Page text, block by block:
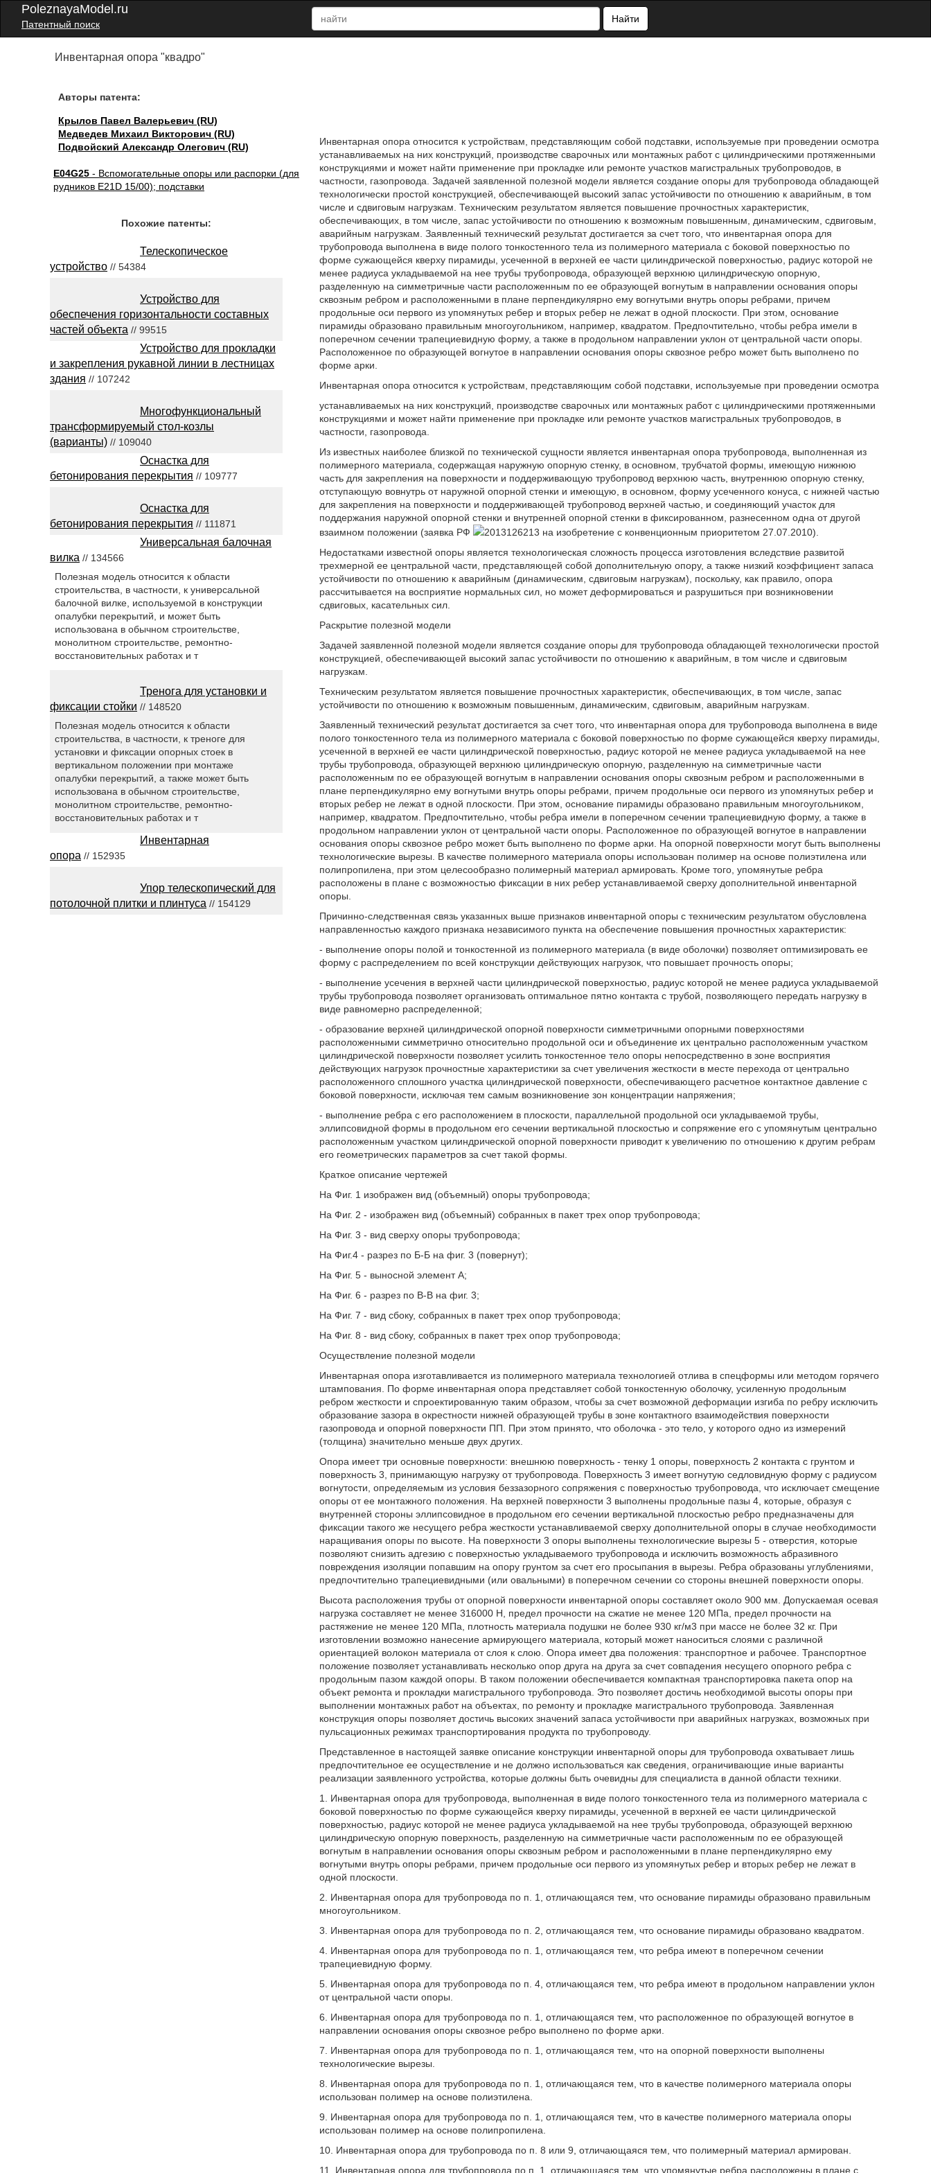
PoleznayaModel.ru
Патентный поиск
Найти
Инвентарная опора "квадро"
Авторы патента:
Крылов Павел Валерьевич (RU)
Медведев Михаил Викторович (RU)
Подвойский Александр Олегович (RU)
E04G25 - Вспомогательные опоры или распорки (для
рудников E21D 15/00); подставки
Инвентарная опора относится к устройствам, представляющим собой подставки, используемые при проведении осмотра
устанавливаемых на них конструкций, производстве сварочных или монтажных работ с цилиндрическими протяженными
конструкциями и может найти применение при прокладке или ремонте участков магистральных трубопроводов, в
частности, газопровода. Задачей заявленной полезной модели является создание опоры для трубопровода обладающей
технологически простой конструкцией, обеспечивающей высокий запас устойчивости по отношению к аварийным, в том
числе и сдвиговым нагрузкам. Техническим результатом является повышение прочностных характеристик,
обеспечивающих, в том числе, запас устойчивости по отношению к возможным повышенным, динамическим, сдвиговым,
аварийным нагрузкам. Заявленный технический результат достигается за счет того, что инвентарная опора для
трубопровода выполнена в виде полого тонкостенного тела из полимерного материала с боковой поверхностью по
форме сужающейся кверху пирамиды, усеченной в верхней ее части цилиндрической поверхностью, радиус которой не
менее радиуса укладываемой на нее трубы трубопровода, образующей верхнюю цилиндрическую опорную,
разделенную на симметричные части расположенным по ее образующей вогнутым в направлении основания опоры
сквозным ребром и расположенными в плане перпендикулярно ему вогнутыми внутрь опоры ребрами, причем
продольные оси первого из упомянутых ребер и вторых ребер не лежат в одной плоскости. При этом, основание
пирамиды образовано правильным многоугольником, например, квадратом. Предпочтительно, чтобы ребра имели в
поперечном сечении трапециевидную форму, а также в продольном направлении уклон от центральной части опоры.
Расположенное по образующей вогнутое в направлении основания опоры сквозное ребро может быть выполнено по
форме арки.
Инвентарная опора относится к устройствам, представляющим собой подставки, используемые при проведении осмотра
устанавливаемых на них конструкций, производстве сварочных или монтажных работ с цилиндрическими протяженными
конструкциями и может найти применение при прокладке или ремонте участков магистральных трубопроводов, в
частности, газопровода.
Из известных наиболее близкой по технической сущности является инвентарная опора трубопровода, выполненная из
полимерного материала, содержащая наружную опорную стенку, в основном, трубчатой формы, имеющую нижнюю
часть для закрепления на поверхности и поддерживающую трубопровод верхнюю часть, внутреннюю опорную стенку,
отступающую вовнутрь от наружной опорной стенки и имеющую, в основном, форму усеченного конуса, с нижней частью
для закрепления на поверхности и поддерживающей трубопровод верхней частью, и соединяющий участок для
поддержания наружной опорной стенки и внутренней опорной стенки в фиксированном, разнесенном одна от другой
взаимном положении (заявка РФ
2013126213 на изобретение с конвенционным приоритетом 27.07.2010).
Недостатками известной опоры является технологическая сложность процесса изготовления вследствие развитой
трехмерной ее центральной части, представляющей собой дополнительную опору, а также низкий коэффициент запаса
устойчивости по отношению к аварийным (динамическим, сдвиговым нагрузкам), поскольку, как правило, опора
рассчитывается на восприятие нормальных сил, но может деформироваться и разрушиться при возникновении
сдвиговых, касательных сил.
Раскрытие полезной модели
Задачей заявленной полезной модели является создание опоры для трубопровода обладающей технологически простой
конструкцией, обеспечивающей высокий запас устойчивости по отношению к аварийным, в том числе и сдвиговым
нагрузкам.
Техническим результатом является повышение прочностных характеристик, обеспечивающих, в том числе, запас
устойчивости по отношению к возможным повышенным, динамическим, сдвиговым, аварийным нагрузкам.
Заявленный технический результат достигается за счет того, что инвентарная опора для трубопровода выполнена в виде
полого тонкостенного тела из полимерного материала с боковой поверхностью по форме сужающейся кверху пирамиды,
усеченной в верхней ее части цилиндрической поверхностью, радиус которой не менее радиуса укладываемой на нее
трубы трубопровода, образующей верхнюю цилиндрическую опорную, разделенную на симметричные части
расположенным по ее образующей вогнутым в направлении основания опоры сквозным ребром и расположенными в
плане перпендикулярно ему вогнутыми внутрь опоры ребрами, причем продольные оси первого из упомянутых ребер и
вторых ребер не лежат в одной плоскости. При этом, основание пирамиды образовано правильным многоугольником,
например, квадратом. Предпочтительно, чтобы ребра имели в поперечном сечении трапециевидную форму, а также в
продольном направлении уклон от центральной части опоры. Расположенное по образующей вогнутое в направлении
основания опоры сквозное ребро может быть выполнено по форме арки. На опорной поверхности могут быть выполнены
технологические вырезы. В качестве полимерного материала опоры использован полимер на основе полиэтилена или
полипропилена, при этом целесообразно полимерный материал армировать. Кроме того, упомянутые ребра
расположены в плане с возможностью фиксации в них ребер устанавливаемой сверху дополнительной инвентарной
опоры.
Причинно-следственная связь указанных выше признаков инвентарной опоры с техническим результатом обусловлена
направленностью каждого признака независимого пункта на обеспечение повышения прочностных характеристик:
- выполнение опоры полой и тонкостенной из полимерного материала (в виде оболочки) позволяет оптимизировать ее
форму с распределением по всей конструкции действующих нагрузок, что повышает прочность опоры;
- выполнение усечения в верхней части цилиндрической поверхностью, радиус которой не менее радиуса укладываемой
трубы трубопровода позволяет организовать оптимальное пятно контакта с трубой, позволяющего передать нагрузку в
виде равномерно распределенной;
- образование верхней цилиндрической опорной поверхности симметричными опорными поверхностями
расположенными симметрично относительно продольной оси и объединение их центрально расположенным участком
цилиндрической поверхности позволяет усилить тонкостенное тело опоры непосредственно в зоне восприятия
действующих нагрузок прочностные характеристики за счет увеличения жесткости в месте перехода от центрально
расположенного сплошного участка цилиндрической поверхности, обеспечивающего расчетное контактное давление с
боковой поверхности, исключая тем самым возникновение зон концентрации напряжения;
- выполнение ребра с его расположением в плоскости, параллельной продольной оси укладываемой трубы,
эллипсовидной формы в продольном его сечении вертикальной плоскостью и сопряжение его с упомянутым центрально
расположенным участком цилиндрической опорной поверхности приводит к увеличению по отношению к другим ребрам
его геометрических параметров за счет такой формы.
Краткое описание чертежей
На Фиг. 1 изображен вид (объемный) опоры трубопровода;
На Фиг. 2 - изображен вид (объемный) собранных в пакет трех опор трубопровода;
На Фиг. 3 - вид сверху опоры трубопровода;
На Фиг.4 - разрез по Б-Б на фиг. 3 (повернут);
На Фиг. 5 - выносной элемент А;
На Фиг. 6 - разрез по В-В на фиг. 3;
На Фиг. 7 - вид сбоку, собранных в пакет трех опор трубопровода;
На Фиг. 8 - вид сбоку, собранных в пакет трех опор трубопровода;
Осуществление полезной модели
Инвентарная опора изготавливается из полимерного материала технологией отлива в спецформы или методом горячего
штампования. По форме инвентарная опора представляет собой тонкостенную оболочку, усиленную продольным
ребром жесткости и спроектированную таким образом, чтобы за счет возможной деформации изгиба по ребру исключить
образование зазора в окрестности нижней образующей трубы в зоне контактного взаимодействия поверхности
газопровода и опорной поверхности ПП. При этом принято, что оболочка - это тело, у которого одно из измерений
(толщина) значительно меньше двух других.
Опора имеет три основные поверхности: внешнюю поверхность - тенку 1 опоры, поверхность 2 контакта с грунтом и
поверхность 3, принимающую нагрузку от трубопровода. Поверхность 3 имеет вогнутую седловидную форму с радиусом
вогнутости, определяемым из условия беззазорного сопряжения с поверхностью трубопровода, что исключает смещение
опоры от ее монтажного положения. На верхней поверхности 3 выполнены продольные пазы 4, которые, образуя с
внутренней стороны эллипсовидное в продольном его сечении вертикальной плоскостью ребро предназначены для
фиксации такого же несущего ребра жесткости устанавливаемой сверху дополнительной опоры в случае необходимости
наращивания опоры по высоте. На поверхности 3 опоры выполнены технологические вырезы 5 - отверстия, которые
позволяют снизить адгезию с поверхностью укладываемого трубопровода и исключить возможность абразивного
повреждения изоляции попавшим на опору грунтом за счет его просыпания в вырезы. Ребра образованы углублениями,
предпочтительно трапециевидными (или овальными) в поперечном сечении со стороны внешней поверхности опоры.
Высота расположения трубы от опорной поверхности инвентарной опоры составляет около 900 мм. Допускаемая осевая
нагрузка составляет не менее 316000 Н, предел прочности на сжатие не менее 120 МПа, предел прочности на
растяжение не менее 120 МПа, плотность материала подушки не более 930 кг/м3 при массе не более 32 кг. При
изготовлении возможно нанесение армирующего материала, который может наноситься слоями с различной
ориентацией волокон материала от слоя к слою. Опора имеет два положения: транспортное и рабочее. Транспортное
положение позволяет устанавливать несколько опор друга на друга за счет совпадения несущего опорного ребра с
продольным пазом каждой опоры. В таком положении обеспечивается компактная транспортировка пакета опор на
объект ремонта и прокладки магистрального трубопровода. Это позволяет достичь необходимой высоты опоры при
выполнении монтажных работ на объектах, по ремонту и прокладке магистрального трубопровода. Заявленная
конструкция опоры позволяет достичь высоких значений запаса устойчивости при аварийных нагрузках, возможных при
пульсационных режимах транспортирования продукта по трубопроводу.
Представленное в настоящей заявке описание конструкции инвентарной опоры для трубопровода охватывает лишь
предпочтительное ее осуществление и не должно использоваться как сведения, ограничивающие иные варианты
реализации заявленного устройства, которые должны быть очевидны для специалиста в данной области техники.
1. Инвентарная опора для трубопровода, выполненная в виде полого тонкостенного тела из полимерного материала с
боковой поверхностью по форме сужающейся кверху пирамиды, усеченной в верхней ее части цилиндрической
поверхностью, радиус которой не менее радиуса укладываемой на нее трубы трубопровода, образующей верхнюю
цилиндрическую опорную поверхность, разделенную на симметричные части расположенным по ее образующей
вогнутым в направлении основания опоры сквозным ребром и расположенными в плане перпендикулярно ему
вогнутыми внутрь опоры ребрами, причем продольные оси первого из упомянутых ребер и вторых ребер не лежат в
одной плоскости.
2. Инвентарная опора для трубопровода по п. 1, отличающаяся тем, что основание пирамиды образовано правильным
многоугольником.
3. Инвентарная опора для трубопровода по п. 2, отличающаяся тем, что основание пирамиды образовано квадратом.
4. Инвентарная опора для трубопровода по п. 1, отличающаяся тем, что ребра имеют в поперечном сечении
трапециевидную форму.
5. Инвентарная опора для трубопровода по п. 4, отличающаяся тем, что ребра имеют в продольном направлении уклон
от центральной части опоры.
6. Инвентарная опора для трубопровода по п. 1, отличающаяся тем, что расположенное по образующей вогнутое в
направлении основания опоры сквозное ребро выполнено по форме арки.
7. Инвентарная опора для трубопровода по п. 1, отличающаяся тем, что на опорной поверхности выполнены
технологические вырезы.
8. Инвентарная опора для трубопровода по п. 1, отличающаяся тем, что в качестве полимерного материала опоры
использован полимер на основе полиэтилена.
9. Инвентарная опора для трубопровода по п. 1, отличающаяся тем, что в качестве полимерного материала опоры
использован полимер на основе полипропилена.
10. Инвентарная опора для трубопровода по п. 8 или 9, отличающаяся тем, что полимерный материал армирован.
11. Инвентарная опора для трубопровода по п. 1, отличающаяся тем, что упомянутые ребра расположены в плане с
Похожие патенты:
Телескопическое
устройство // 54384
Устройство для
обеспечения горизонтальности составных
частей объекта // 99515
Устройство для прокладки
и закрепления рукавной линии в лестницах
здания // 107242
Многофункциональный
трансформируемый стол-козлы
(варианты) // 109040
Оснастка для
бетонирования перекрытия // 109777
Оснастка для
бетонирования перекрытия // 111871
Универсальная балочная
вилка // 134566
Полезная модель относится к области
строительства, в частности, к универсальной
балочной вилке, используемой в конструкции
опалубки перекрытий, и может быть
использована в обычном строительстве,
монолитном строительстве, ремонтно-
восстановительных работах и т
Тренога для установки и
фиксации стойки // 148520
Полезная модель относится к области
строительства, в частности, к треноге для
установки и фиксации опорных стоек в
вертикальном положении при монтаже
опалубки перекрытий, а также может быть
использована в обычном строительстве,
монолитном строительстве, ремонтно-
восстановительных работах и т
Инвентарная
опора // 152935
Упор телескопический для
потолочной плитки и плинтуса // 154129